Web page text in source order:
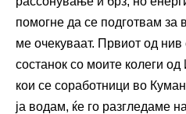
помогне да се подготвам за
ме очекуваат. Првиот од
состанок со моите колеги од
кои се соработници во
ја водам, ќе го разгледаме